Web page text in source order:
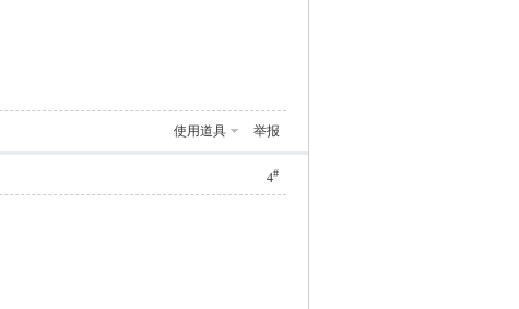
使用道具 举报
4#